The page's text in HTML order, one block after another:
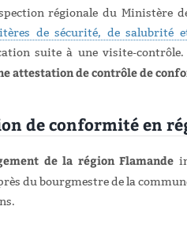
régionale du Ministère
de sécurité, de salubrité
suite à une visite-
attestation de contrôle de
de conformité en
de la région Flamande
du bourgmestre de la